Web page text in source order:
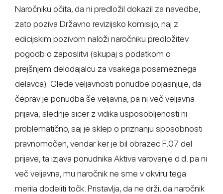
Naročniku očita, da ni predložil dokazil za navedbe,
zato poziva Državno revizijsko komisijo, naj z
edicijskim pozivom naloži naročniku predložitev
pogodb o zaposlitvi (skupaj s podatkom o
prejšnjem delodajalcu za vsakega posameznega
delavca). Glede veljavnosti ponudbe pojasnjuje, da
čeprav je ponudba še veljavna, pa ni več veljavna
prijava; slednje sicer z vidika usposobljenosti ni
problematično, saj je sklep o priznanju sposobnosti
pravnomočen, vendar ker je bil obrazec F.07 del
prijave, ta izjava ponudnika Aktiva varovanje d.d. pa ni
več veljavna, mu naročnik ne sme v okviru tega
merila dodeliti točk. Pristavlja, da ne drži, da naročnik